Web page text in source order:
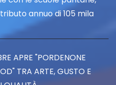
annuo di 105 mila
APRE "PORDENONE
TRA ARTE, GUSTO E